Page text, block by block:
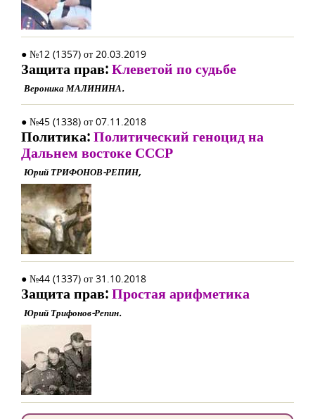
● №12 (1357) от 20.03.2019
Защита прав:Клеветой по судьбе
Вероника МАЛИНИНА.
● №45 (1338) от 07.11.2018
Политика:Политический геноцид на
Дальнем востоке СССР
Юрий ТРИФОНОВ-РЕПИН,
● №44 (1337) от 31.10.2018
Защита прав:Простая арифметика
Юрий Трифонов-Репин.